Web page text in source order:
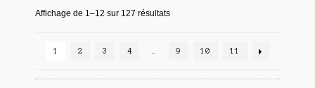
Affichage de 1–12 sur 127 résultats
1 2 3 4 9 10 11